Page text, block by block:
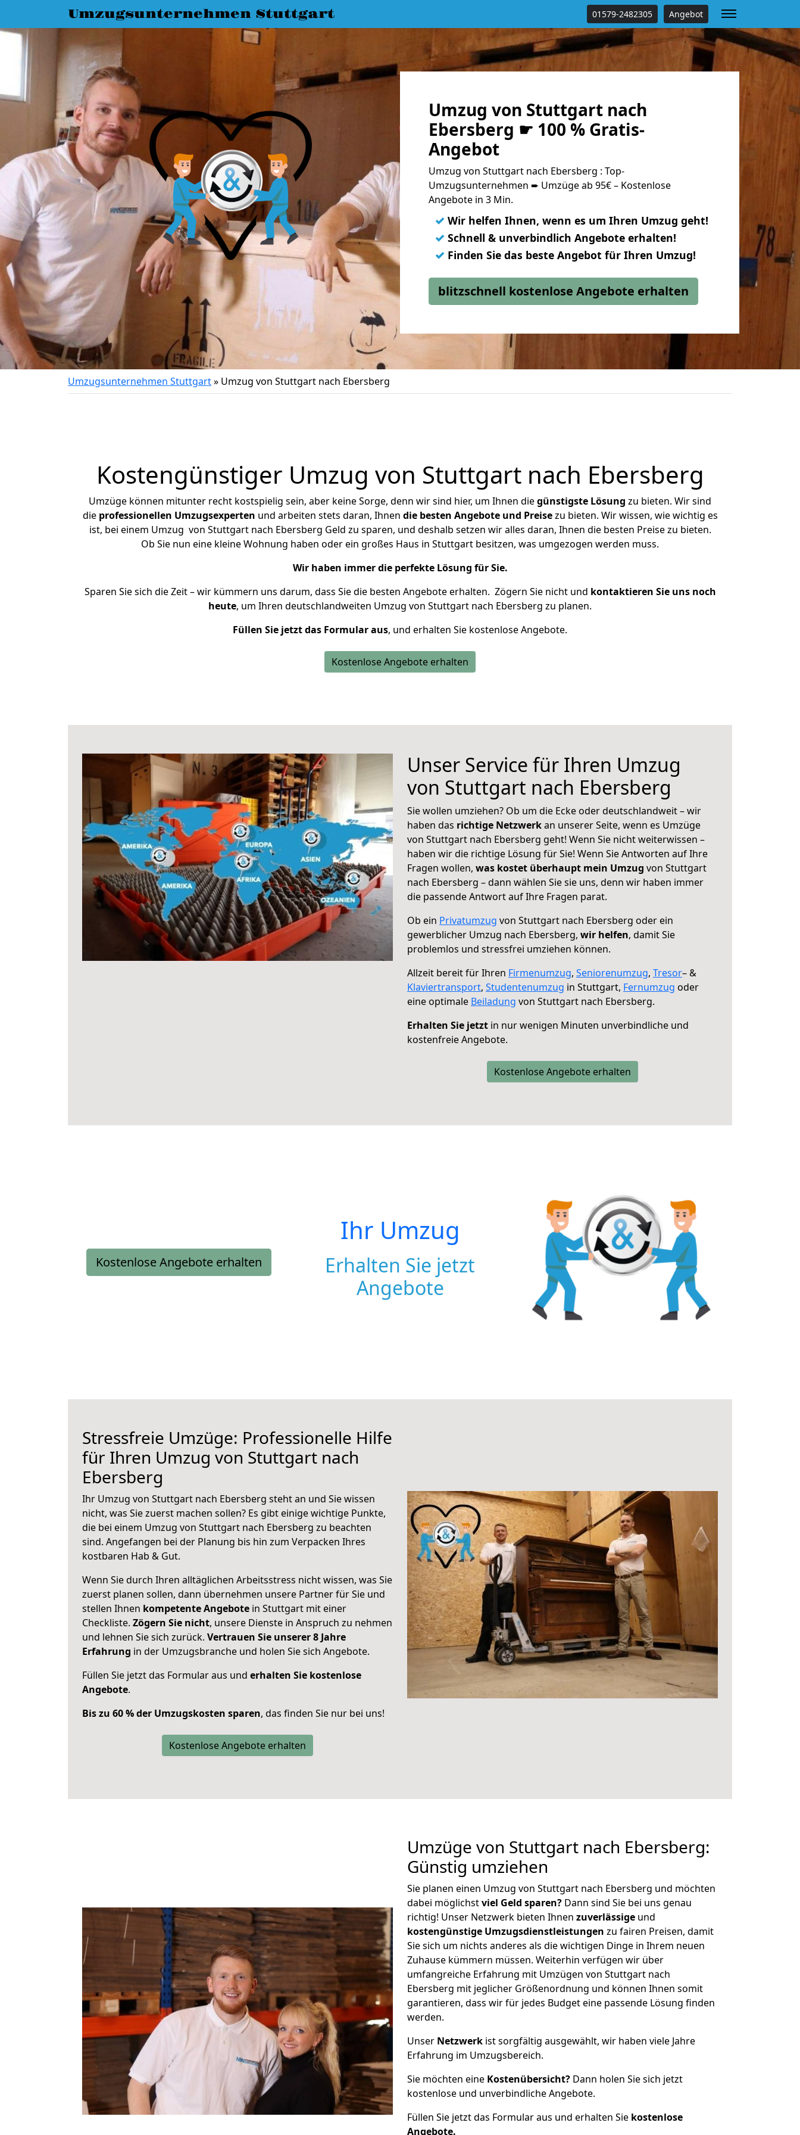
Umzugsunternehmen Stuttgart 01579-2482305 Angebot
Umzug von Stuttgart nach
Ebersberg ☛ 100 % Gratis-
Angebot
Umzug von Stuttgart nach Ebersberg : Top-
Umzugsunternehmen ➨ Umzüge ab 95€ – Kostenlose
Angebote in 3 Min.
✓ Wir helfen Ihnen, wenn es um Ihren Umzug geht!
✓ Schnell & unverbindlich Angebote erhalten!
✓ Finden Sie das beste Angebot für Ihren Umzug!
blitzschnell kostenlose Angebote erhalten
Umzugsunternehmen Stuttgart» Umzug von Stuttgart nach Ebersberg
Kostengünstiger Umzug von Stuttgart nach Ebersberg
Umzüge können mitunter recht kostspielig sein, aber keine Sorge, denn wir sind hier, um Ihnen diegünstigste Lösung zu bieten. Wir sind
die professionellen Umzugsexperten und arbeiten stets daran, Ihnen die besten Angebote und Preisezu bieten. Wir wissen, wie wichtig es
ist, bei einem Umzug von Stuttgart nach Ebersberg Geld zu sparen, und deshalb setzen wir alles daran, Ihnen die besten Preise zu bieten.
Ob Sie nun eine kleine Wohnung haben oder ein großes Haus in Stuttgart besitzen, was umgezogen werden muss.
Wir haben immer die perfekte Lösung für Sie.
Sparen Sie sich die Zeit – wir kümmern uns darum, dass Sie die besten Angebote erhalten. Zögern Sie nicht und kontaktieren Sie uns noch
heute, um Ihren deutschlandweiten Umzug von Stuttgart nach Ebersberg zu planen.
Füllen Sie jetzt das Formular aus, und erhalten Sie kostenlose Angebote.
Kostenlose Angebote erhalten
Unser Service für Ihren Umzug
von Stuttgart nach Ebersberg
Sie wollen umziehen? Ob um die Ecke oder deutschlandweit – wir
haben das richtige Netzwerkan unserer Seite, wenn es Umzüge
von Stuttgart nach Ebersberg geht! Wenn Sie nicht weiterwissen –
haben wir die richtige Lösung für Sie! Wenn Sie Antworten auf Ihre
Fragen wollen, was kostet überhaupt mein Umzug von Stuttgart
nach Ebersberg – dann wählen Sie sie uns, denn wir haben immer
die passende Antwort auf Ihre Fragen parat.
Ob ein Privatumzug von Stuttgart nach Ebersberg oder ein
gewerblicher Umzug nach Ebersberg, wir helfen, damit Sie
problemlos und stressfrei umziehen können.
Allzeit bereit für Ihren Firmenumzug, Seniorenumzug, Tresor– &
Klaviertransport, Studentenumzug in Stuttgart, Fernumzug oder
eine optimale Beiladung von Stuttgart nach Ebersberg.
Erhalten Sie jetzt in nur wenigen Minuten unverbindliche und
kostenfreie Angebote.
Kostenlose Angebote erhalten
Kostenlose Angebote erhalten
Ihr Umzug
Erhalten Sie jetzt
Angebote
Stressfreie Umzüge: Professionelle Hilfe
für Ihren Umzug von Stuttgart nach
Ebersberg
Ihr Umzug von Stuttgart nach Ebersberg steht an und Sie wissen
nicht, was Sie zuerst machen sollen? Es gibt einige wichtige Punkte,
die bei einem Umzug von Stuttgart nach Ebersberg zu beachten
sind. Angefangen bei der Planung bis hin zum Verpacken Ihres
kostbaren Hab & Gut.
Wenn Sie durch Ihren alltäglichen Arbeitsstress nicht wissen, was Sie
zuerst planen sollen, dann übernehmen unsere Partner für Sie und
stellen Ihnen kompetente Angebote in Stuttgart mit einer
Checkliste. Zögern Sie nicht, unsere Dienste in Anspruch zu nehmen
und lehnen Sie sich zurück. Vertrauen Sie unserer 8 Jahre
Erfahrung in der Umzugsbranche und holen Sie sich Angebote.
Füllen Sie jetzt das Formular aus und erhalten Sie kostenlose
Angebote.
Bis zu 60 % der Umzugskosten sparen, das finden Sie nur bei uns!
Kostenlose Angebote erhalten
Umzüge von Stuttgart nach Ebersberg:
Günstig umziehen
Sie planen einen Umzug von Stuttgart nach Ebersberg und möchten
dabei möglichstviel Geld sparen? Dann sind Sie bei uns genau
richtig! Unser Netzwerk bieten Ihnen zuverlässige und
kostengünstige Umzugsdienstleistungen zu fairen Preisen, damit
Sie sich um nichts anderes als die wichtigen Dinge in Ihrem neuen
Zuhause kümmern müssen. Weiterhin verfügen wir über
umfangreiche Erfahrung mit Umzügen von Stuttgart nach
Ebersberg mit jeglicher Größenordnung und können Ihnen somit
garantieren, dass wir für jedes Budget eine passende Lösung finden
werden.
Unser Netzwerk ist sorgfältig ausgewählt, wir haben viele Jahre
Erfahrung im Umzugsbereich.
Sie möchten eine Kostenübersicht? Dann holen Sie sich jetzt
kostenlose und unverbindliche Angebote.
Füllen Sie jetzt das Formular aus und erhalten Sie kostenlose
Angebote.